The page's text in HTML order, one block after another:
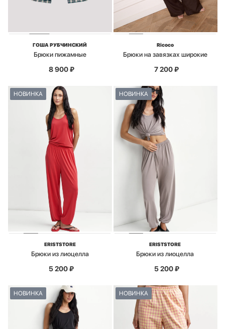
ГОША РУБЧИНСКИЙ
Брюки пижамные
8 900₽
Ricoco
Брюки на завязках широкие
7 200₽
НОВИНКА
ERISTSTORE
Брюки из лиоцелла
5 200₽
НОВИНКА
ERISTSTORE
Брюки из лиоцелла
5 200₽
НОВИНКА НОВИНКА